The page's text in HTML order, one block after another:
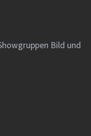
Bild und